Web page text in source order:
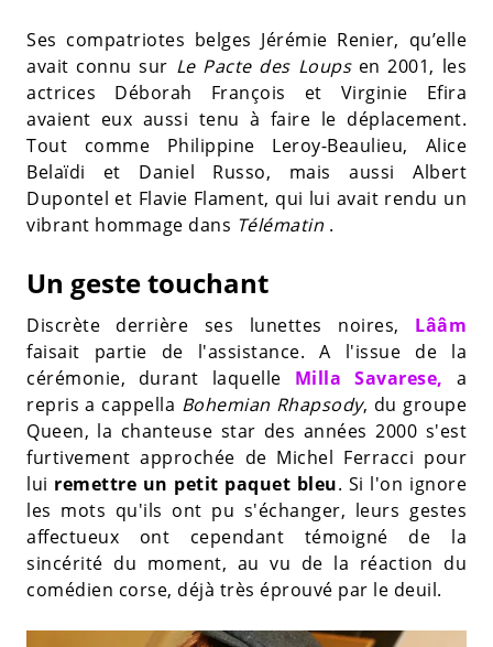
Ses compatriotes belges Jérémie Renier, qu’elle
avait connu sur Le Pacte des Loupsen 2001, les
actrices Déborah François et Virginie Efira
avaient eux aussi tenu à faire le déplacement.
Tout comme Philippine Leroy-Beaulieu, Alice
Belaïdi et Daniel Russo, mais aussi Albert
Dupontel et Flavie Flament, qui lui avait rendu un
vibrant hommage dans Télématin .
Un geste touchant
Discrète derrière ses lunettes noires, Lââm
faisait partie de l'assistance. A l'issue de la
cérémonie, durant laquelle Milla Savarese, a
repris a cappella Bohemian Rhapsody, du groupe
Queen, la chanteuse star des années 2000 s'est
furtivement approchée de Michel Ferracci pour
lui remettre un petit paquet bleu. Si l'on ignore
les mots qu'ils ont pu s'échanger, leurs gestes
affectueux ont cependant témoigné de la
sincérité du moment, au vu de la réaction du
comédien corse, déjà très éprouvé par le deuil.